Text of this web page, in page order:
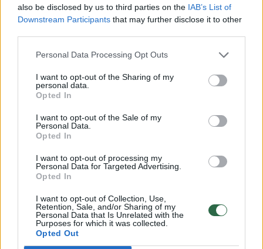
also be disclosed by us to third parties on the IAB’s List of
Downstream Participants that may further disclose it to other
Personal Data Processing Opt Outs
I want to opt-out of the Sharing of my
personal data.
Opted In
I want to opt-out of the Sale of my
Personal Data.
Opted In
I want to opt-out of processing my
Personal Data for Targeted Advertising.
Opted In
I want to opt-out of Collection, Use,
Retention, Sale, and/or Sharing of my
Personal Data that Is Unrelated with the
Purposes for which it was collected.
Opted Out
Patogiausias būdasSUŽINOTI DAUGIAU— sekti
Susiję straipsniai
Pasieniečių radinys prie
Baltarusijos – lokio pėdsakai